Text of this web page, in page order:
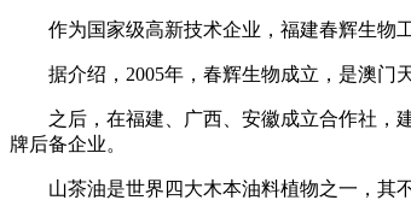
作为国家级高新技术企业，福建春辉生物工
据介绍，2005年，春辉生物成立，是澳门天
之后，在福建、广西、安徽成立合作社，建
牌后备企业。
山茶油是世界四大木本油料植物之一，其不